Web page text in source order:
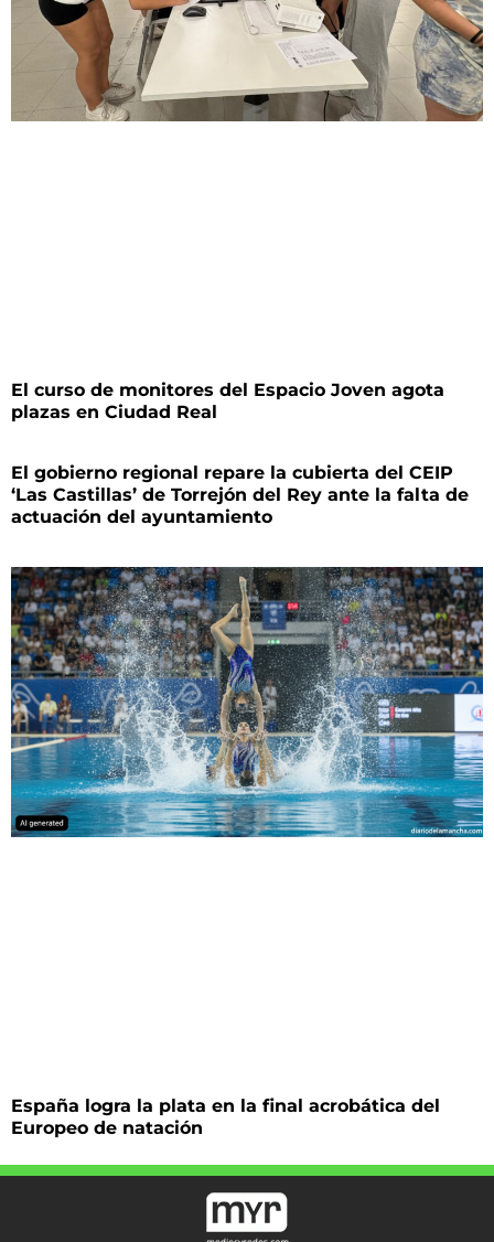
El curso de monitores del Espacio Joven agota
plazas en Ciudad Real
El gobierno regional repare la cubierta del CEIP
‘Las Castillas’ de Torrejón del Rey ante la falta de
actuación del ayuntamiento
España logra la plata en la final acrobática del
Europeo de natación